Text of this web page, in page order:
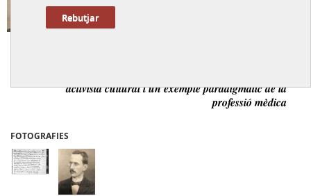
Rebutjar
activista cultural i un exemple paradigmàtic de la
professió mèdica
FOTOGRAFIES